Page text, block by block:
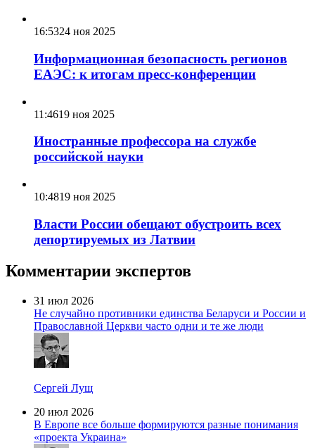
16:5324 ноя 2025
Информационная безопасность регионов
ЕАЭС: к итогам пресс-конференции
11:4619 ноя 2025
Иностранные профессора на службе
российской науки
10:4819 ноя 2025
Власти России обещают обустроить всех
депортируемых из Латвии
Комментарии экспертов
31 июл 2026
Не случайно противники единства Беларуси и России и
Православной Церкви часто одни и те же люди
Сергей Лущ
20 июл 2026
В Европе все больше формируются разные понимания
«проекта Украина»